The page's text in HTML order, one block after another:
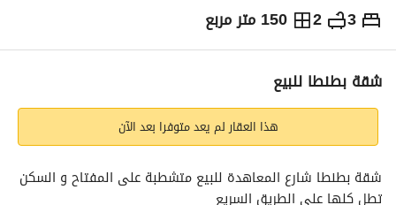
3
2 150 متر مربع ج.م4,000,000
التفاصيل
شقة بطنطا للبيع
هذا العقار لم يعد متوفرا بعد الآن
تطل كلها على الطريق السريع